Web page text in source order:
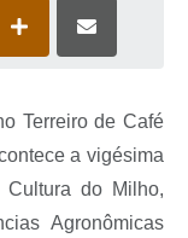
Terreiro de Café
a vigésima
do Milho,
Agronômicas